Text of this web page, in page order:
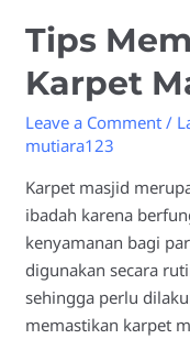
Tips
Karpet
Leave a Comment /
mutiara123
Karpet masjid
ibadah karena
kenyamanan bagi
digunakan secara
sehingga perlu
memastikan karpet